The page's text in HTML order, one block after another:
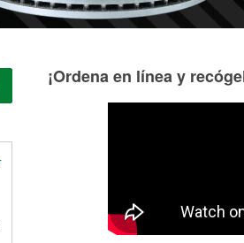
¡Ordena en línea y